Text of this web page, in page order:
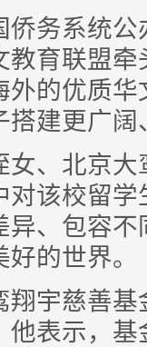
系统公
育联盟牵
外的优质
搭建更广
北京大
对该校留
异、包容
的世界。
慈善基
他表示，